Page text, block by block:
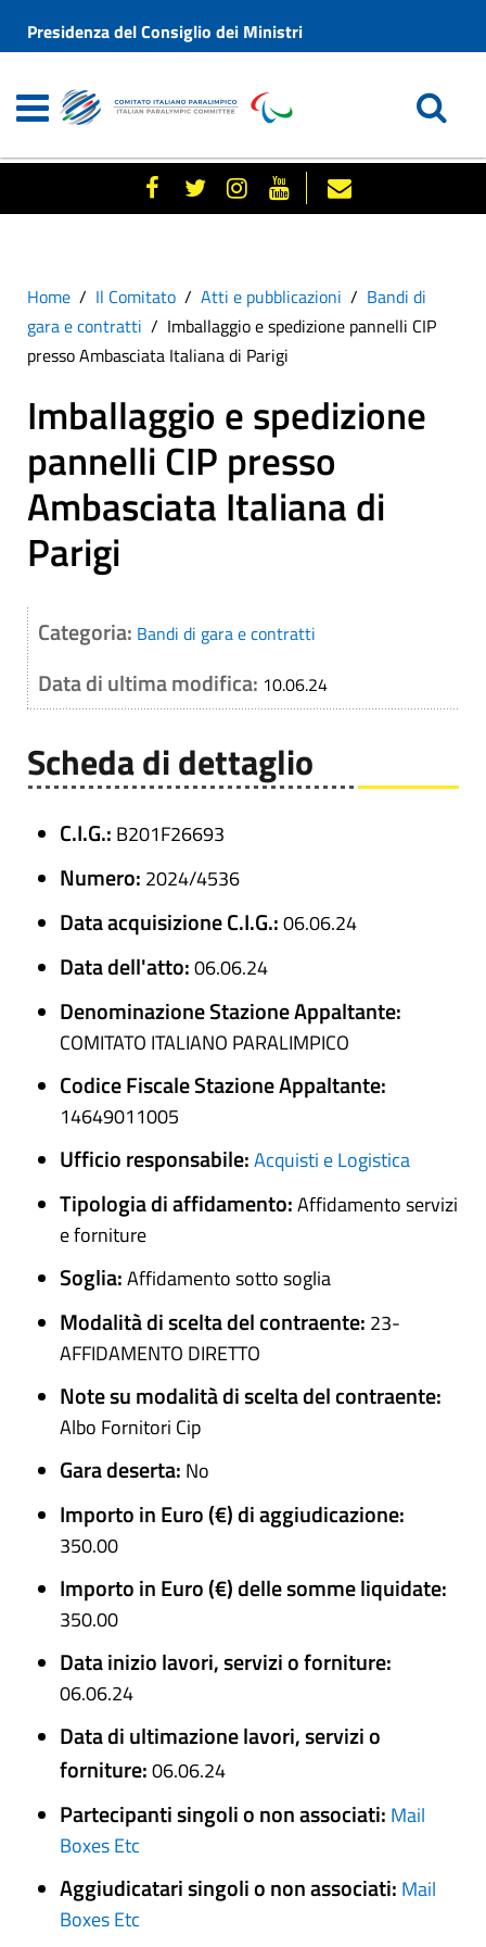
Presidenza del Consiglio dei Ministri
Home Il Comitato Atti e pubblicazioni
Bandi di
gara e contratti
Imballaggio e spedizione pannelli CIP
presso Ambasciata Italiana di Parigi
Imballaggio e spedizione
pannelli CIP presso
Ambasciata Italiana di
Parigi
Categoria: Bandi di gara e contratti
Data di ultima modifica: 10.06.24
Scheda di dettaglio
C.I.G.: B201F26693
Numero: 2024/4536
Data acquisizione C.I.G.:06.06.24
Data dell'atto:06.06.24
Denominazione Stazione Appaltante:
COMITATO ITALIANO PARALIMPICO
Codice Fiscale Stazione Appaltante:
14649011005
Ufficio responsabile:Acquisti e Logistica
Tipologia di affidamento:Affidamento servizi
e forniture
Soglia:Affidamento sotto soglia
Modalità di scelta del contraente: 23-
AFFIDAMENTO DIRETTO
Note su modalità di scelta del contraente:
Albo Fornitori Cip
Gara deserta: No
Importo in Euro (€) di aggiudicazione:
350.00
Importo in Euro (€) delle somme liquidate:
350.00
Data inizio lavori, servizi o forniture:
06.06.24
Data di ultimazione lavori, servizi o
forniture:06.06.24
Partecipanti singoli o non associati: Mail
Boxes Etc
Aggiudicatari singoli o non associati: Mail
Boxes Etc